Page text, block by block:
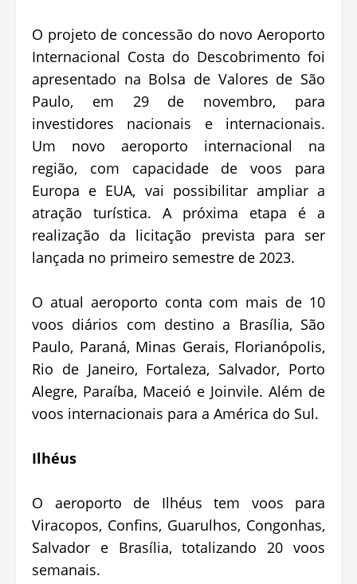
O projeto de concessão do novo Aeroporto
Internacional Costa do Descobrimento foi
apresentado na Bolsa de Valores de São
Paulo, em 29 de novembro, para
investidores nacionais e internacionais.
Um novo aeroporto internacional na
região, com capacidade de voos para
Europa e EUA, vai possibilitar ampliar a
atração turística. A próxima etapa é a
realização da licitação prevista para ser
lançada no primeiro semestre de 2023.
O atual aeroporto conta com mais de 10
voos diários com destino a Brasília, São
Paulo, Paraná, Minas Gerais, Florianópolis,
Rio de Janeiro, Fortaleza, Salvador, Porto
Alegre, Paraíba, Maceió e Joinvile. Além de
voos internacionais para a América do Sul.
Ilhéus
O aeroporto de Ilhéus tem voos para
Viracopos, Confins, Guarulhos, Congonhas,
Salvador e Brasília, totalizando 20 voos
semanais.